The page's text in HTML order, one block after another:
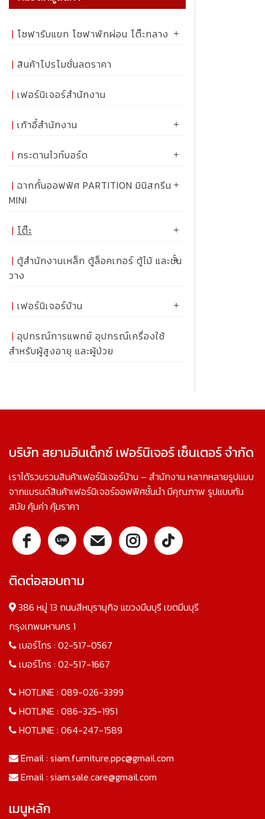
โซฟารับแขก โซฟาพักผ่อน โต๊ะกลาง
สินค้าโปรโมชั่นลดราคา
เฟอร์นิเจอร์สำนักงาน
เก้าอี้สำนักงาน
กระดานไวท์บอร์ด
ฉากกั้นออฟฟิศ PARTITION มินิสกรีน
MINI
โต๊ะ
ตู้สำนักงานเหล็ก ตู้ล็อคเกอร์ ตู้ไม้ และชั้น
วาง
เฟอร์นิเจอร์บ้าน
อุปกรณ์การแพทย์ อุปกรณ์เครื่องใช้
สำหรับผู้สูงอายุ และผู้ป่วย
บริษัท สยามอินเด็กซ์ เฟอร์นิเจอร์ เซ็นเตอร์ จำกัด
เราได้รวบรวมสินค้าเฟอร์นิเจอร์บ้าน – สำนักงาน หลากหลายรูปแบบ
จากแบรนด์สินค้าเฟอร์นิเจอร์ออฟฟิศชั้นนำ มีคุณภาพ รูปแบบทัน
สมัย คุ้มค่า คุ้มราคา
ติดต่อสอบถาม
386 หมู่ 13 ถนนสีหบุรานุกิจ แขวงมีนบุรี เขตมีนบุรี
กรุงเทพมหานคร 1
เบอร์โทร : 02-517-0567
เบอร์โทร : 02-517-1667
HOTLINE : 089-026-3399
HOTLINE : 086-325-1951
HOTLINE : 064-247-1589
Email : siam.furniture.ppc@gmail.com
Email : siam.sale.care@gmail.com
เมนูหลัก